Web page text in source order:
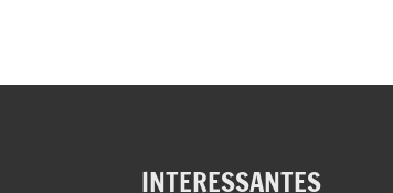
INTERESSANTES